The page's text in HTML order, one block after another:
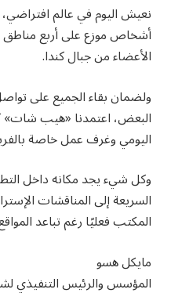
نعيش اليوم في عالم
أشخاص موزع على أربع مناطق
الأعضاء من جبال كندا.
ولضمان بقاء الجميع على
البعض، اعتمدنا «هيب شات»
اليومي وغرف عمل خاصة
وكل شيء يجد مكانه داخل
السريعة إلى المناقشات
المكتب فعليًا رغم تباعد
مايكل هسو
المؤسس والرئيس التنفيذي